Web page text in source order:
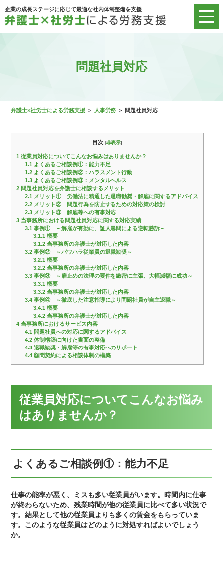
企業の成長ステージに応じて最適な社内体制整備を支援
問題社員対応
弁護士×社労士による労務支援 > 人事労務 > 問題社員対応
目次 [非表示]
1 従業員対応についてこんなお悩みはありませんか？
1.1 よくあるご相談例①：能力不足
1.2 よくあるご相談例②：ハラスメント行動
1.3 よくあるご相談例③：メンタルヘルス
2 問題社員対応を弁護士に相談するメリット
2.1 メリット① 労働法に精通した退職勧奨・解雇に関するアドバイス
2.2 メリット② 問題行為を防止するための対応策の検討
2.3 メリット③ 解雇等への有事対応
3 当事務所における問題社員対応に関する対応実績
3.1 事例① ～解雇が有効に、証人尋問による逆転勝訴～
3.1.1概要
3.1.2当事務所の弁護士が対応した内容
3.2 事例② ～パワハラ従業員の退職勧奨～
3.2.1概要
3.2.2当事務所の弁護士が対応した内容
3.3 事例③ ～雇止めの法理の要件を緻密に主張、大幅減額に成功～
3.3.1概要
3.3.2当事務所の弁護士が対応した内容
3.4 事例④ ～徹底した注意指導により問題社員が自主退職～
3.4.1概要
3.4.2当事務所の弁護士が対応した内容
4 当事務所におけるサービス内容
4.1 問題社員への対応に関するアドバイス
4.2 体制構築に向けた書面の整備
4.3 退職勧奨・解雇等の有事対応へのサポート
4.4 顧問契約による相談体制の構築
従業員対応についてこんなお悩み
はありませんか？
よくあるご相談例①：能力不足
仕事の能率が悪く、ミスも多い従業員がいます。時間内に仕事
が終わらないため、残業時間が他の従業員に比べて多い状況で
す。結果として他の従業員よりも多くの賃金をもらっていま
す。このような従業員はどのように対処すればよいでしょう
か。